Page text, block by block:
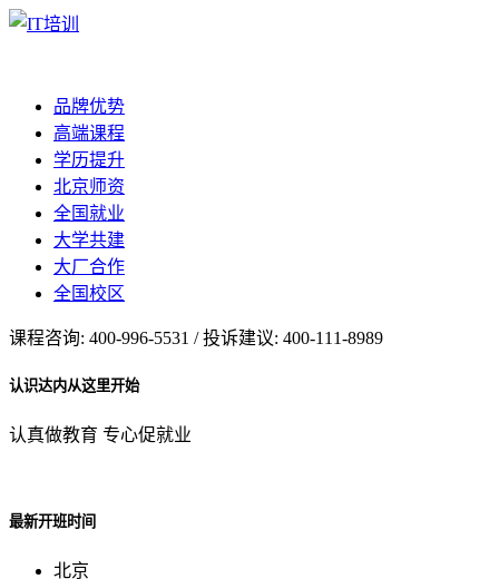
品牌优势
高端课程
学历提升
北京师资
全国就业
大学共建
大厂合作
全国校区
课程咨询: 400-996-5531 / 投诉建议: 400-111-8989
认识达内从这里开始
认真做教育 专心促就业
最新开班时间
北京